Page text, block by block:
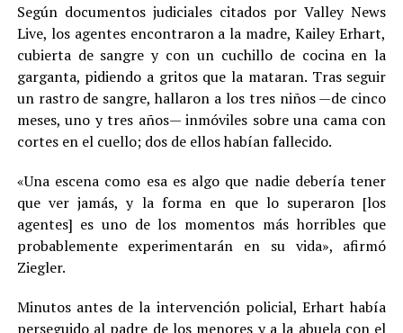
Según documentos judiciales citados por Valley News
Live, los agentes encontraron a la madre, Kailey Erhart,
cubierta de sangre y con un cuchillo de cocina en la
garganta, pidiendo a gritos que la mataran. Tras seguir
un rastro de sangre, hallaron a los tres niños —de cinco
meses, uno y tres años— inmóviles sobre una cama con
cortes en el cuello; dos de ellos habían fallecido.
«Una escena como esa es algo que nadie debería tener
que ver jamás, y la forma en que lo superaron [los
agentes] es uno de los momentos más horribles que
probablemente experimentarán en su vida», afirmó
Ziegler.
Minutos antes de la intervención policial, Erhart había
perseguido al padre de los menores y a la abuela con el